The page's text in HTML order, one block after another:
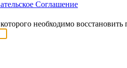
Соглашение
необходимо восстановить